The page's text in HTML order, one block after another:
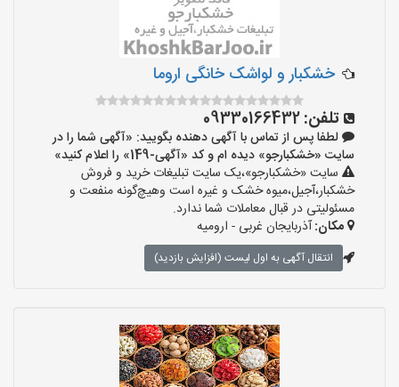
خشکبار و لواشک خانگی اروما
تلفن:09330166432
لطفا پس از تماس با آگهی دهنده بگویید: «آگهی شما را در
سایت «خشکبارجو» دیده ام و کد «آگهی-149» را اعلام کنید»
سایت «خشکبارجو»،یک سایت تبلیغات خرید و فروش
خشکبار،آجیل،میوه خشک و غیره است وهیچ‌گونه منفعت و
مسئولیتی در قبال معاملات شما ندارد.
مکان:آذربایجان غربی - ارومیه
انتقال آگهی به اول لیست (افزایش بازدید)